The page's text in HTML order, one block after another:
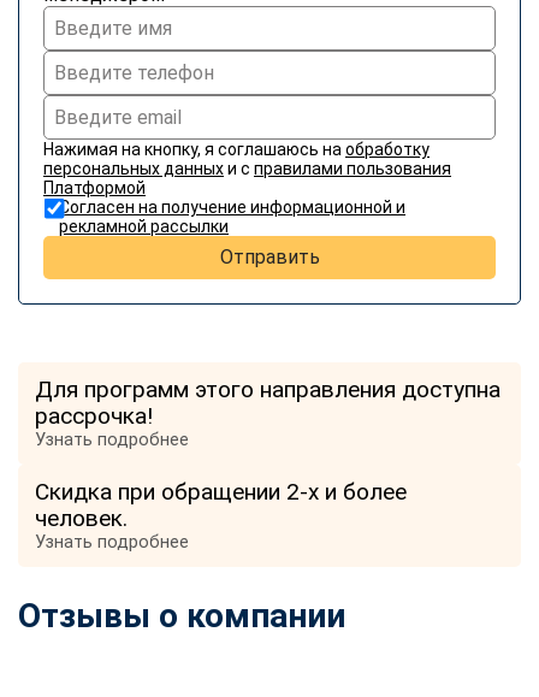
Нажимая на кнопку, я соглашаюсь на обработку
персональных данныхи с правилами пользования
Платформой
Согласен на получение информационной и
рекламной рассылки
Отправить
Для программ этого направления доступна
рассрочка!
Узнать подробнее
Скидка при обращении 2-х и более
человек.
Узнать подробнее
Отзывы о компании